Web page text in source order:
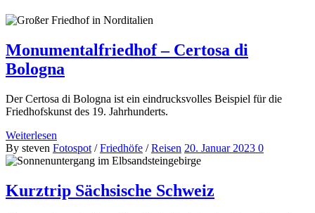
Monumentalfriedhof – Certosa di
Bologna
Der Certosa di Bologna ist ein eindrucksvolles Beispiel für die
Friedhofskunst des 19. Jahrhunderts.
Weiterlesen
By steven Fotospot /Friedhöfe /Reisen 20. Januar 2023 0
Kurztrip Sächsische Schweiz